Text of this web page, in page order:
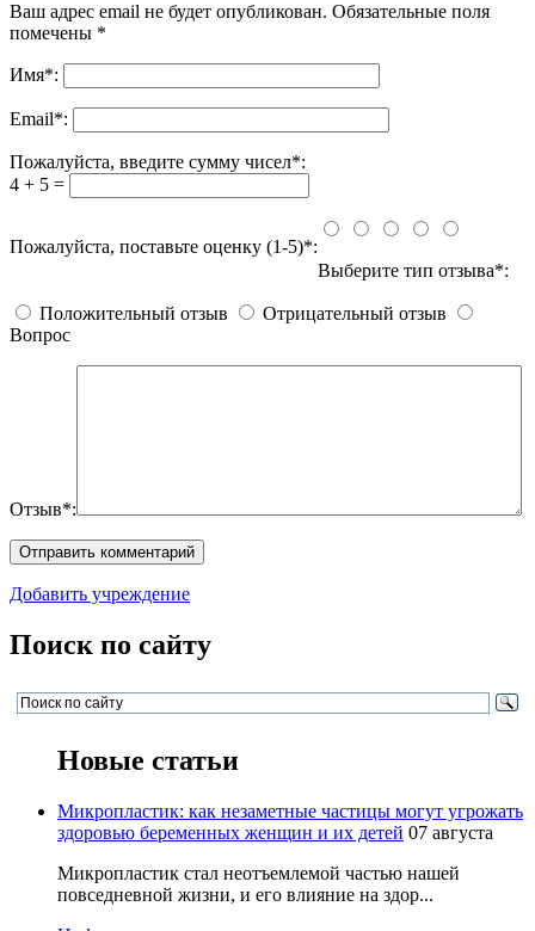
Ваш адрес email не будет опубликован. Обязательные поля
помечены *
Имя*:
Email*:
Пожалуйста, введите сумму чисел*:
4 + 5 =
Пожалуйста, поставьте оценку (1-5)*:
Выберите тип отзыва*:
Положительный отзыв
Отрицательный отзыв
Вопрос
Отзыв*:
Добавить учреждение
Поиск по сайту
Новые статьи
Микропластик: как незаметные частицы могут угрожать
здоровью беременных женщин и их детей 07 августа
Микропластик стал неотъемлемой частью нашей
повседневной жизни, и его влияние на здор...